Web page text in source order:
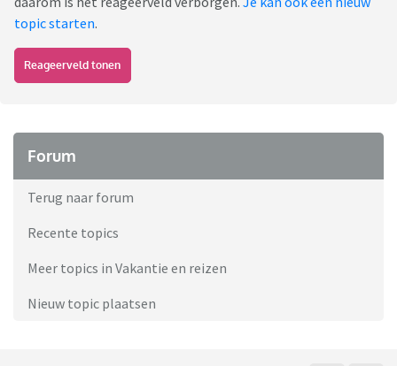
topic starten.
Reageerveld tonen
Forum
Terug naar forum
Recente topics
Meer topics in Vakantie en reizen
Nieuw topic plaatsen